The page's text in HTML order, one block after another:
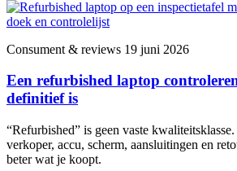
Consument & reviews 19 juni 2026
Een refurbished laptop
definitief is
“Refurbished” is geen vaste
verkoper, accu, scherm, aansluitingen en
beter wat je koopt.